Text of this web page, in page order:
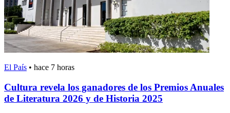
El País • hace 7 horas
Cultura revela los ganadores de los Premios Anuales
de Literatura 2026 y de Historia 2025